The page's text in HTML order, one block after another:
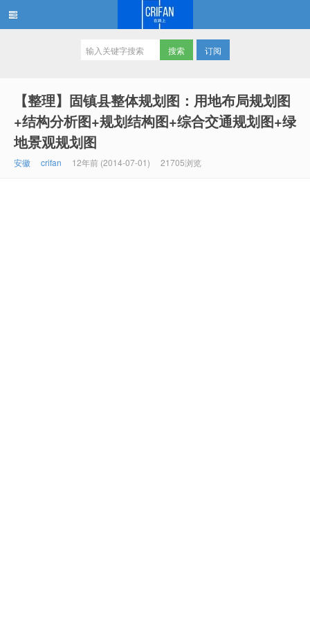
订阅
【整理】固镇县整体规划图：用地布局规划图
+结构分析图+规划结构图+综合交通规划图+绿
地景观规划图
安徽 crifan 12年前 (2014-07-01) 21705浏览